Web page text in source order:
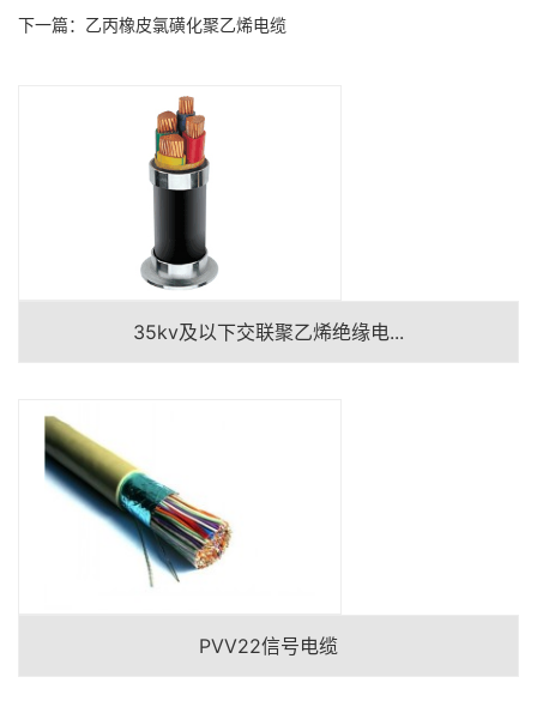
下一篇： 乙丙橡皮氯磺化聚乙烯电缆
35kv及以下交联聚乙烯绝缘电...
PVV22信号电缆